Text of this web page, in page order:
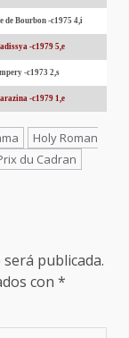
de Bourbon -c1975 4,i
-c1979 5,e
-c1973 2,s
-c1979 1,e
Holy Roman
du Cadran
publicada.
con *